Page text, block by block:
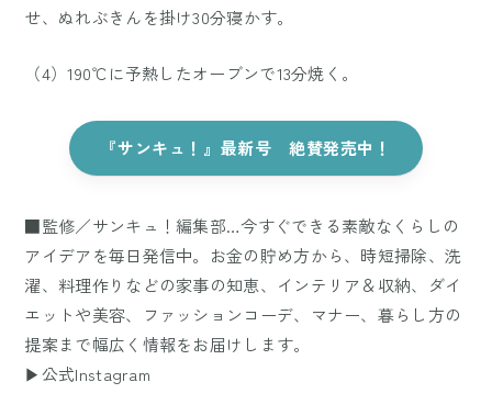
せ、ぬれぶきんを掛け30分寝かす。
（4）190℃に予熱したオーブンで13分焼く。
『サンキュ！』最新号 絶賛発売中！
■監修／サンキュ！編集部…今すぐできる素敵なくらしの
アイデアを毎日発信中。お金の貯め方から、時短掃除、洗
濯、料理作りなどの家事の知恵、インテリア＆収納、ダイ
エットや美容、ファッションコーデ、マナー、暮らし方の
提案まで幅広く情報をお届けします。
▶公式Instagram